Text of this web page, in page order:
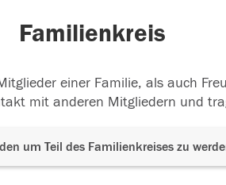
Familienkreis
einer Familie, als auch
mit anderen Mitgliedern und
um Teil des Familienkreises zu